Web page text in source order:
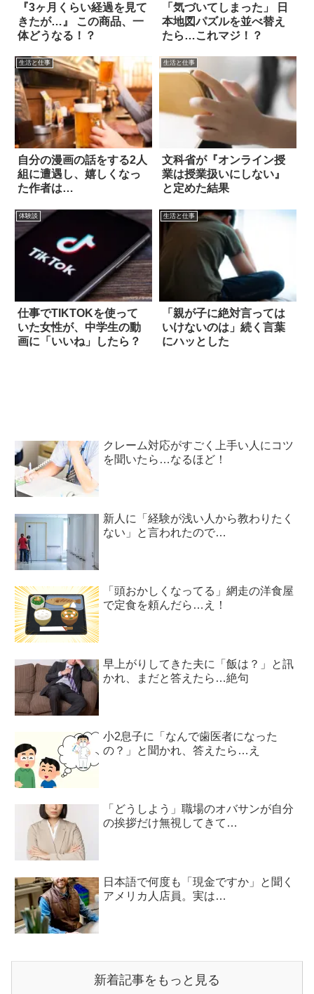
『3ヶ月くらい経過を見て
きたが…』 この商品、一
体どうなる！？
「気づいてしまった」 日
本地図パズルを並べ替え
たら…これマジ！？
生活と仕事
自分の漫画の話をする2人
組に遭遇し、嬉しくなっ
た作者は…
生活と仕事
文科省が『オンライン授
業は授業扱いにしない』
と定めた結果
体験談
仕事でTIKTOKを使って
いた女性が、中学生の動
画に「いいね」したら？
生活と仕事
「親が子に絶対言っては
いけないのは」続く言葉
にハッとした
クレーム対応がすごく上手い人にコツ
を聞いたら…なるほど！
新人に「経験が浅い人から教わりたく
ない」と言われたので…
「頭おかしくなってる」網走の洋食屋
で定食を頼んだら…え！
早上がりしてきた夫に「飯は？」と訊
かれ、まだと答えたら…絶句
小2息子に「なんで歯医者になった
の？」と聞かれ、答えたら…え
「どうしよう」職場のオバサンが自分
の挨拶だけ無視してきて…
日本語で何度も「現金ですか」と聞く
アメリカ人店員。実は…
新着記事をもっと見る